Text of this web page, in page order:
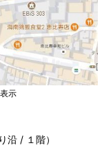
示
/ １階）